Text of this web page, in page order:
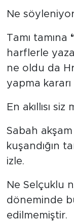
Ne
Tamı tamına
harflerle
ne oldu da
yapma kararı
En akıllısı siz
Sabah akşam
kuşandığın
izle.
Ne Selçuklu
döneminde
edilmemiştir.